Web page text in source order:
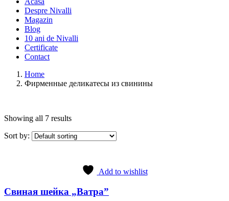
Despre Nivalli
Magazin
Blog
10 ani de Nivalli
Certificate
Contact
Home
Фирменные деликатесы из свинины
Showing all 7 results
Sort by:
Add to wishlist
Cвиная шейка „Ватра”